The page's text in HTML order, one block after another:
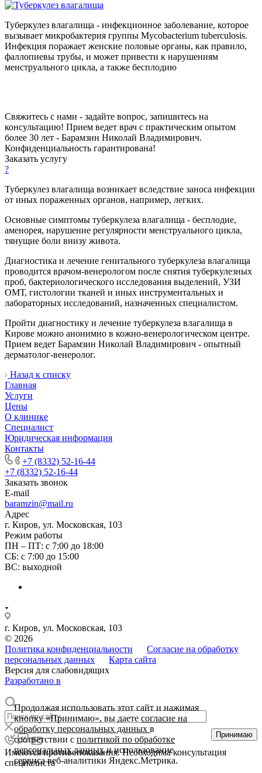
Туберкулез влагалища - инфекционное заболевание, которое
вызывает микробактерия группы Mycobacterium tuberculosis.
Инфекция поражает женские половые органы, как правило,
фаллопиевы трубы, и может привести к нарушениям
менструального цикла, а также бесплодию
Свяжитесь с нами - задайте вопрос, запишитесь на
консультацию! Прием ведет врач с практическим опытом
более 30 лет - Барамзин Николай Владимирович.
Конфиденциальность гарантирована!
Заказать услугу
?
Туберкулез влагалища возникает вследствие заноса инфекции
от иных пораженных органов, например, легких.
Основные симптомы туберкулеза влагалища - бесплодие,
аменорея, нарушение регулярности менструального цикла,
тянущие боли внизу живота.
Диагностика и лечение генитального туберкулеза влагалища
проводится врачом-венерологом после снятия туберкулезных
проб, бактериологического исследования выделений, УЗИ
ОМТ, гистологии тканей и иных инструментальных и
лабораторных исследований, назначенных специалистом.
Пройти диагностику и лечение туберкулеза влагалища в
Кирове можно анонимно в кожно-венерологическом центре.
Прием ведет Барамзин Николай Владимирович - опытный
дерматолог-венеролог.
Назад к списку
Главная
Услуги
Цены
О клинике
Специалист
Юридическая информация
Контакты
+7 (8332) 52-16-44
+7 (8332) 52-16-44
Заказать звонок
E-mail
baramzin@mail.ru
Адрес
г. Киров, ул. Московская, 103
Режим работы
ПН – ПТ: с 7:00 до 18:00
СБ: с 7:00 до 15:00
ВС: выходной
г. Киров, ул. Московская, 103
© 2026
Политика конфиденциальности
Согласие на обработку
персональных данных
Карта сайта
Версия для слабовидящих
Разработано в
Имеются противопоказания. Необходима консультация
специалиста
Продолжая использовать этот сайт и нажимая
кнопку «Принимаю», вы даетесогласие на
обработку персональных данныхв
соответствии сполитикой по обработке
персональных данныхи использование
сервиса веб-аналитики Яндекс.Метрика.
Принимаю